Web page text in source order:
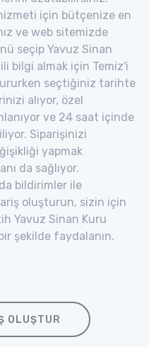
için bütçenize en
ve web sitemizde
seçip Yavuz Sinan
bilgi almak için Temiz'i
seçtiğiniz tarihte
alıyor, özel
ve 24 saat içinde
Siparişinizi
yapmak
da sağlıyor.
bildirimler ile
oluşturun, sizin için
Yavuz Sinan Kuru
şekilde faydalanın.
OLUŞTUR